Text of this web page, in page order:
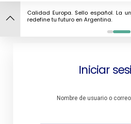
Calidad Europa. Sello español. La
redefine tu futuro en Argentina.
0 1
Iniciar
Nombre de usuario o
información